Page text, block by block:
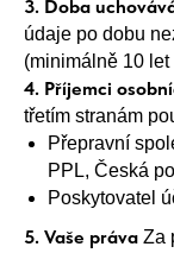
3. Doba
údaje po dobu
(minimálně 10
4. Příjemci
třetím stranám
Přepravní
PPL, Česká
Poskytovatel
5. Vaše práva Za